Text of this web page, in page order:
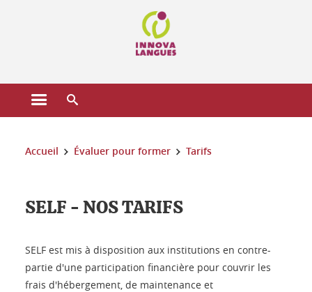
Ouvrir le menu principal
Vous êtes ici :
Accueil Évaluer pour former Tarifs
SELF - NOS TARIFS
SELF est mis à disposition aux institutions en contre-
partie d'une participation financière pour couvrir les
frais d'hébergement, de maintenance et